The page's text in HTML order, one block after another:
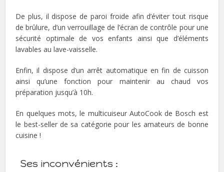
De plus, il dispose de paroi froide afin d’éviter tout risque
de brûlure, d’un verrouillage de l’écran de contrôle pour une
sécurité optimale de vos enfants ainsi que d’éléments
lavables au lave-vaisselle.
Enfin, il dispose d’un arrêt automatique en fin de cuisson
ainsi qu’une fonction pour maintenir au chaud vos
préparation jusqu’à 10h.
En quelques mots, le multicuiseur AutoCook de Bosch est
le best-seller de sa catégorie pour les amateurs de bonne
cuisine !
Ses inconvénients :